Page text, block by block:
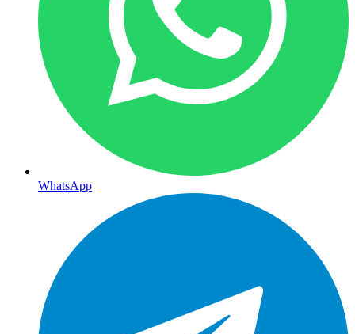
WhatsApp